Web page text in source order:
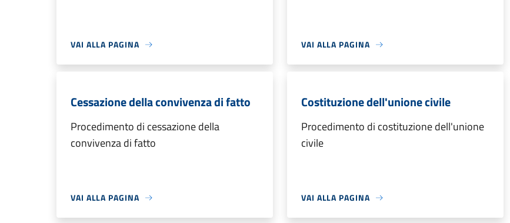
VAI ALLA PAGINA VAI ALLA PAGINA
Cessazione della convivenza di fatto
Procedimento di cessazione della
convivenza di fatto
VAI ALLA PAGINA
Costituzione dell'unione civile
Procedimento di costituzione dell'unione
civile
VAI ALLA PAGINA